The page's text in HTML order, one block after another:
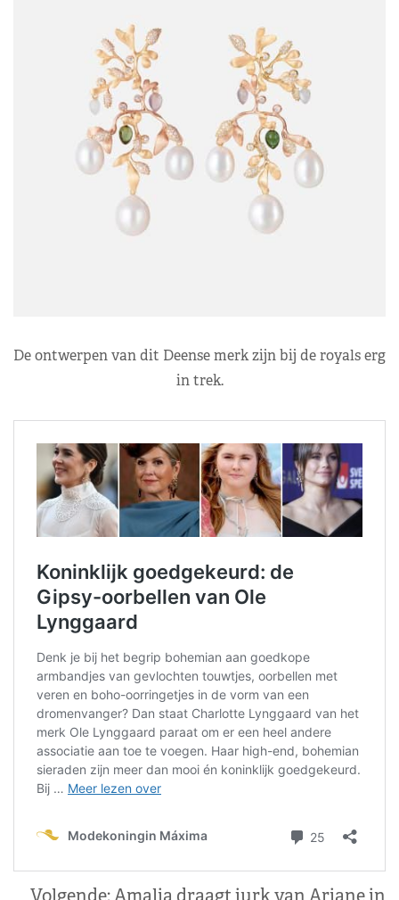
De ontwerpen van dit Deense merk zijn bij de royals erg
in trek.